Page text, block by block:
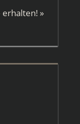
erhalten! »